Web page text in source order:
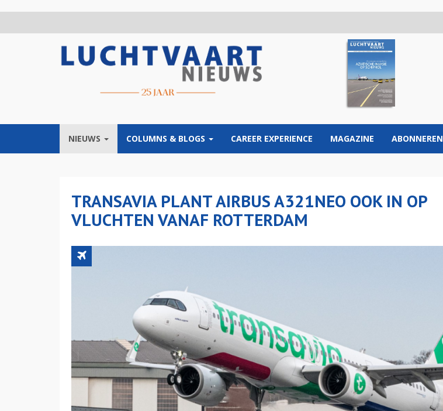
NIEUWS COLUMNS & BLOGS CAREER EXPERIENCE MAGAZINE ABONNEREN
TRANSAVIA PLANT AIRBUS A321NEO OOK IN OP
VLUCHTEN VANAF ROTTERDAM